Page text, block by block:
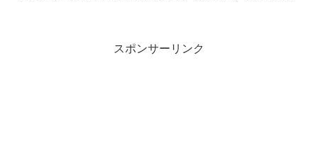
スポンサーリンク